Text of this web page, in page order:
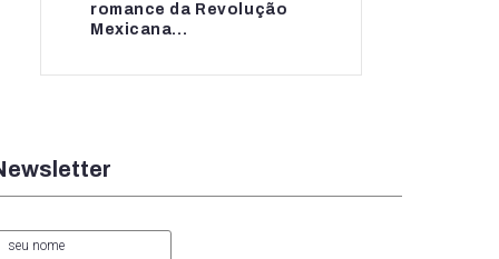
romance da Revolução
Mexicana...
romance da...